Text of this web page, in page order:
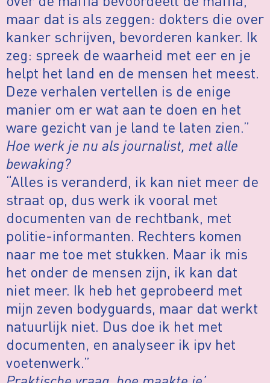
maar dat is als zeggen: dokters die over
kanker schrijven, bevorderen kanker. Ik
zeg: spreek de waarheid met eer en je
helpt het land en de mensen het meest.
Deze verhalen vertellen is de enige
manier om er wat aan te doen en het
ware gezicht van je land te laten zien.”
Hoe werk je nu als journalist, met alle
bewaking?
“Alles is veranderd, ik kan niet meer de
straat op, dus werk ik vooral met
documenten van de rechtbank, met
politie-informanten. Rechters komen
naar me toe met stukken. Maar ik mis
het onder de mensen zijn, ik kan dat
niet meer. Ik heb het geprobeerd met
mijn zeven bodyguards, maar dat werkt
natuurlijk niet. Dus doe ik het met
documenten, en analyseer ik ipv het
voetenwerk.”